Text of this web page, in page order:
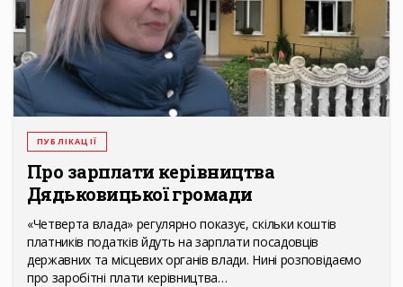
ПУБЛІКАЦІЇ
Про зарплати керівництва
Дядьковицької громади
«Четверта влада» регулярно показує, скільки коштів
платників податків йдуть на зарплати посадовців
державних та місцевих органів влади. Нині розповідаємо
про заробітні плати керівництва…